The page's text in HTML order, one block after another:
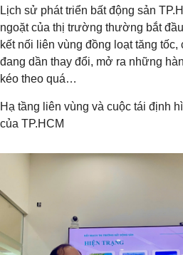
Lịch sử phát triển bất động sản
ngoặt của thị trường thường bắt
kết nối liên vùng đồng loạt tăng tốc,
đang dần thay đổi, mở ra những
kéo theo quá…
Hạ tầng liên vùng và cuộc tái định
của TP.HCM